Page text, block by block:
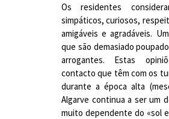
Os residentes
simpáticos, curiosos,
amigáveis e agradáveis.
que são demasiado
arrogantes. Estas
contacto que têm com os
durante a época alta
Algarve continua a ser um
muito dependente do «sol e